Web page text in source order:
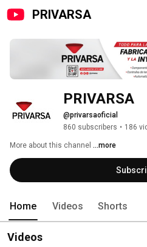
PRIVARSA
PRIVARSA
@privarsaoficial
860 subscribers • 186
More about this channel ...more
Home Videos Shorts
Videos